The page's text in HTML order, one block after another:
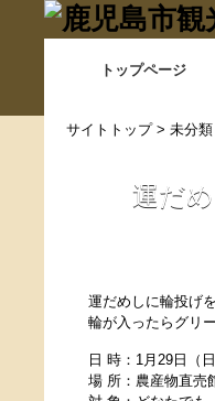
トップページ
サイトトップ> 未分類
運だ
運だめしに輪投げ
輪が入ったらグリ
日 時：1月29日（
場 所：農産物直売